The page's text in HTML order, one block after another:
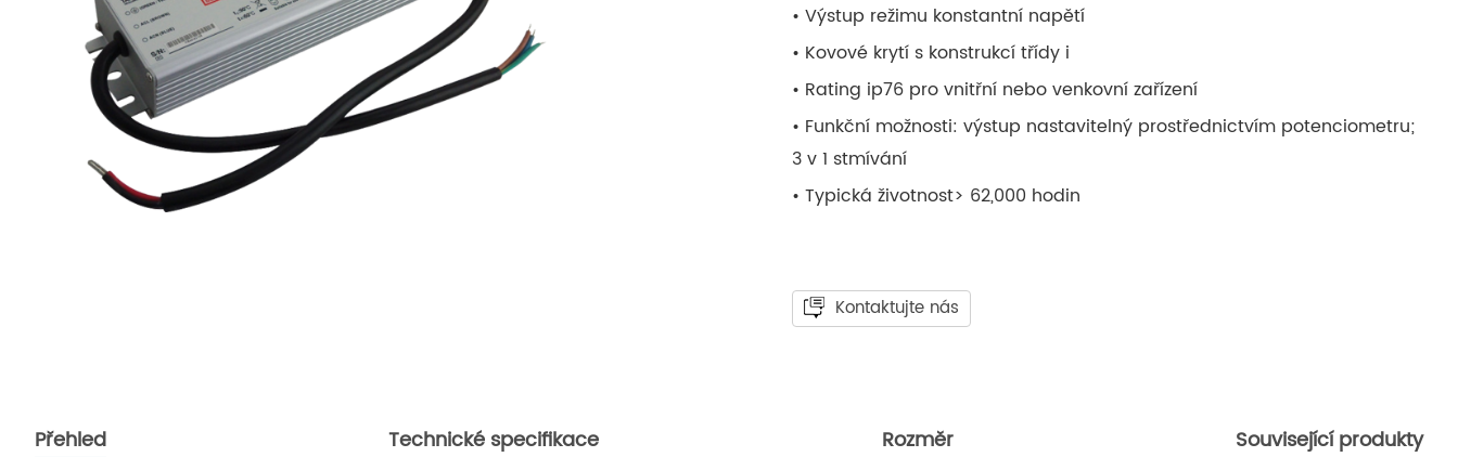
• Výstup režimu konstantní napětí
• Kovové krytí s konstrukcí třídy i
• Rating ip76 pro vnitřní nebo venkovní zařízení
• Funkční možnosti: výstup nastavitelný prostřednictvím potenciometru;
3 v 1 stmívání
• Typická životnost> 62,000 hodin
Kontaktujte nás
Přehled Technické specifikace Rozměr Související produkty